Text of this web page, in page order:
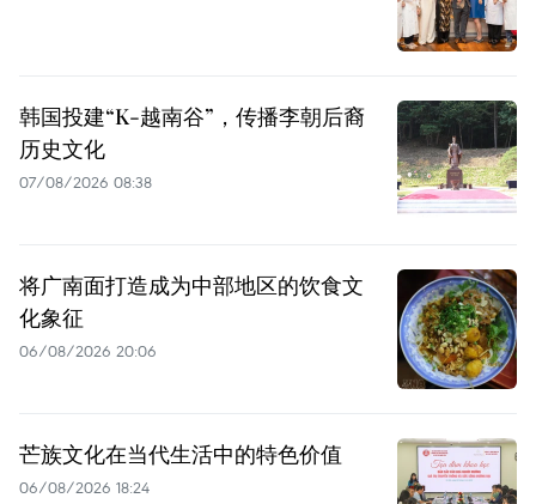
韩国投建“K-越南谷”，传播李朝后裔
历史文化
07/08/2026 08:38
将广南面打造成为中部地区的饮食文
化象征
06/08/2026 20:06
芒族文化在当代生活中的特色价值
06/08/2026 18:24